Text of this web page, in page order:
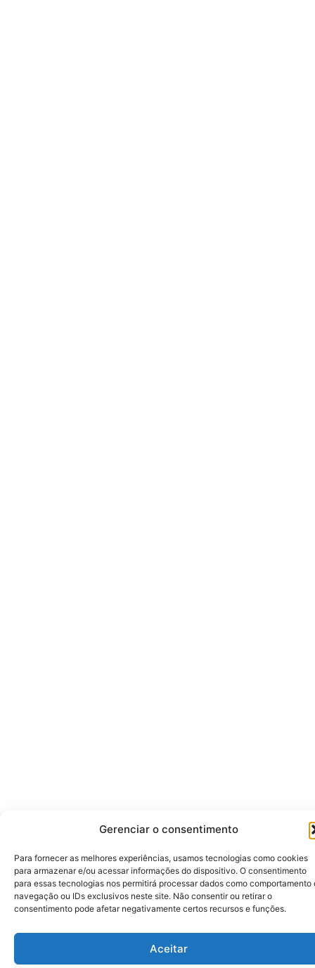
Gerenciar o consentimento
Para fornecer as melhores experiências, usamos tecnologias como cookies
para armazenar e/ou acessar informações do dispositivo. O consentimento
para essas tecnologias nos permitirá processar dados como comportamento
navegação ou IDs exclusivos neste site. Não consentir ou retirar o
consentimento pode afetar negativamente certos recursos e funções.
Aceitar